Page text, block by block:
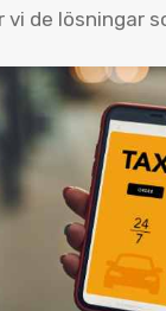
de lösningar